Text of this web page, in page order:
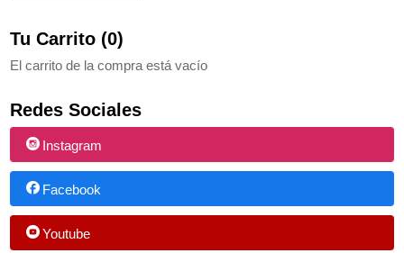
Tu Carrito (0)
El carrito de la compra está vacío
Redes Sociales
Instagram
Facebook
Youtube